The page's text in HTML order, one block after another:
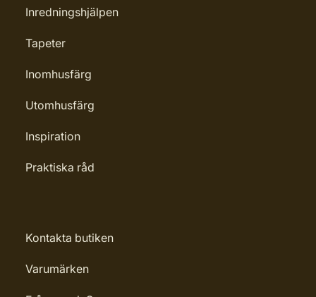
Inredningshjälpen
Tapeter
Inomhusfärg
Utomhusfärg
Inspiration
Praktiska råd
Kontakta butiken
Varumärken